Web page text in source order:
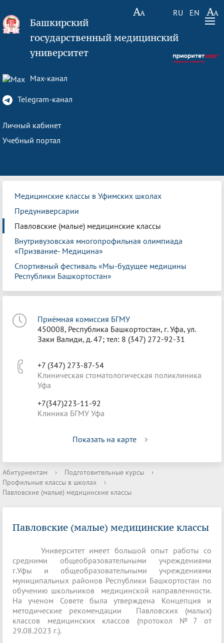
RU EN
Башкирский
государственный медицинский
университет
Max-канал
Telegram-канал
Личный кабинет
Учебный портал
Медицинские классы в Уфимских школах
Предуниверсарии
Павловские (малые) медицинские классы
Внутривузовская многопрофильная олимпиада
«Призвание- Медицина»
Спортивный фестиваль «Мы-будущее медицины
Республики Башкортостан»
Приёмная комиссия БГМУ
450008, Республика Башкортостан, г. Уфа, ул.
Заки Валиди, д. 47; тел: 8 (347) 272-92-31
+7 (347) 273-87-54
Клиническая стоматологическая поликлиника
Уфа
+7(347)223-11-92
Клиника БГМУ Уфа
Показать на карте
Абитуриентам › Подготовительные курсы
›
Профильные классы в школах
›
Павловские (малые) медицинские классы
Павловские (малые) медицинские классы
Университет имеет большой опыт работы со
средними общеобразовательными учреждениями
г.Уфы и общеобразовательными учреждениями
муниципальных районов Республики Башкортостан по
обучению школьников медицинской направленности.
На ученом Совете была утверждена Концепция и
методические рекомендации Павловских (малых)
классов медицинских классов (протокол №7 от
29.08.2023 г.).